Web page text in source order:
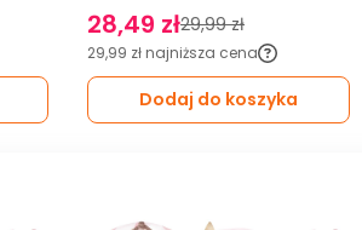
28,49 zł29,99 zł
29,99 zł najniższa cena
Dodaj do koszyka